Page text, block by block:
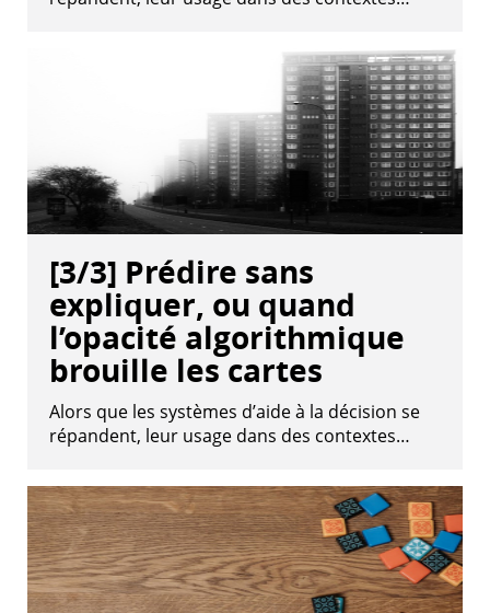
[3/3] Prédire sans
expliquer, ou quand
l’opacité algorithmique
brouille les cartes
Alors que les systèmes d’aide à la décision se
répandent, leur usage dans des contextes…